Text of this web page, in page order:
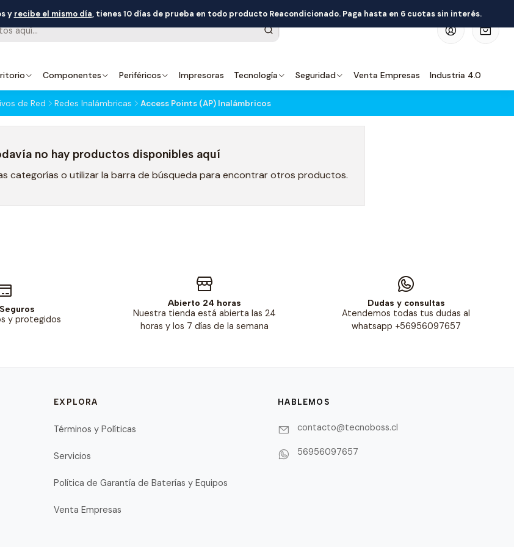
Componentes Periféricos Impresoras Tecnología Seguridad Venta Empresas Industria 4.0
y recibe el mismo día, tienes 10 días de prueba en todo producto Reacondicionado. Paga hasta en 6 cuotas sin interés.
de Red Redes Inalámbricas Access Points (AP) Inalámbricos
no hay productos disponibles aquí
categorías o utilizar la barra de búsqueda para encontrar otros productos.
y protegidos
Abierto 24 horas
Nuestra tienda está abierta las 24
horas y los 7 días de la semana
Dudas y consultas
Atendemos todas tus dudas al
whatsapp +56956097657
EXPLORA
Términos y Políticas
Servicios
Política de Garantía de Baterías y Equipos
Venta Empresas
HABLEMOS
contacto@tecnoboss.cl
56956097657